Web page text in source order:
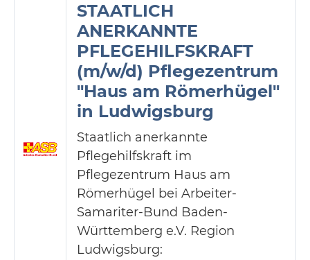
STAATLICH
ANERKANNTE
PFLEGEHILFSKRAFT
(m/w/d) Pflegezentrum
"Haus am Römerhügel"
in Ludwigsburg
Staatlich anerkannte
Pflegehilfskraft im
Pflegezentrum Haus am
Römerhügel bei Arbeiter-
Samariter-Bund Baden-
Württemberg e.V. Region
Ludwigsburg: